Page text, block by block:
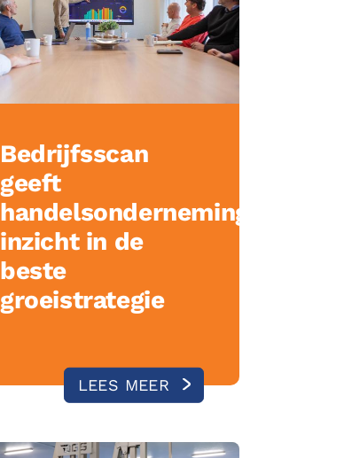
Bedrijfsscan
geeft
handelsonderneming
inzicht in de
beste
groeistrategie
LEES MEER